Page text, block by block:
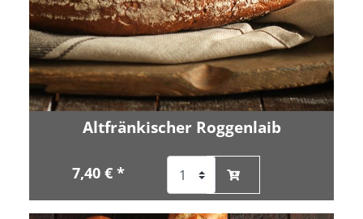
Altfränkischer Roggenlaib
7,40 € *